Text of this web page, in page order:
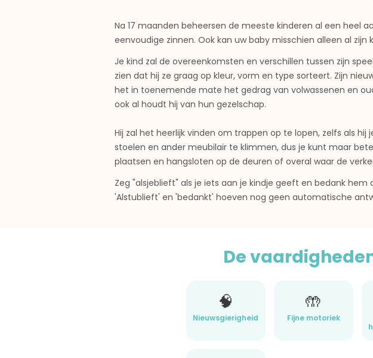
Na 17 maanden beheersen de meeste kinderen al een heel
eenvoudige zinnen. Ook kan uw baby misschien alleen al
Je kind zal de overeenkomsten en verschillen tussen zijn
zien dat hij ze graag op kleur, vorm en type sorteert. Zijn
het in toenemende mate het gedrag van volwassenen en
ook al houdt hij van hun gezelschap.
Hij zal het heerlijk vinden om trappen op te lopen, zelfs als
stoelen en ander meubilair te klimmen, dus je kunt maar
plaatsen en hangsloten op de deuren of overal waar de
Zeg "alsjeblieft" als je iets aan je kindje geeft en bedank
'Alstublieft' en 'bedankt' hoeven nog geen automatische
De
🧠
Nieuwsgierigheid
🤲
Fijne motoriek